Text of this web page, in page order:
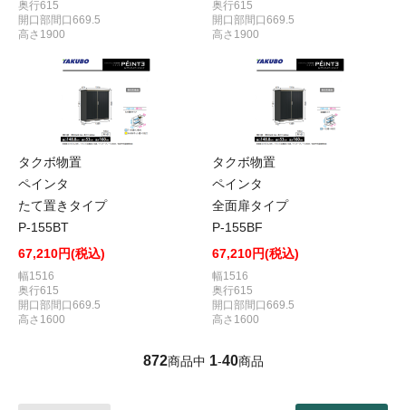
奥行615
開口部間口669.5
高さ1900
奥行615
開口部間口669.5
高さ1900
タクボ物置
ペインタ
たて置きタイプ
P-155BT
67,210円(税込)
幅1516
奥行615
開口部間口669.5
高さ1600
タクボ物置
ペインタ
全面扉タイプ
P-155BF
67,210円(税込)
幅1516
奥行615
開口部間口669.5
高さ1600
872商品中 1-40商品